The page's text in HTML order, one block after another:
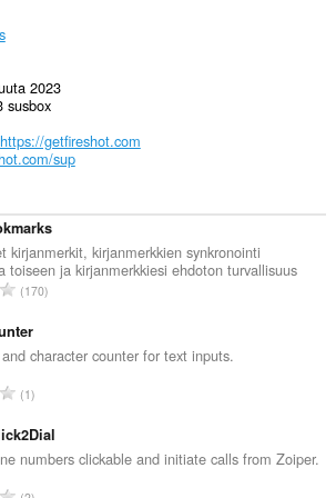
2023
susbox
https://getfireshot.com
sup
kirjanmerkit, kirjanmerkkien synkronointi
toiseen ja kirjanmerkkiesi ehdoton turvallisuus
A
v
i
i
a
y
h
170
character counter for text inputs.
A
v
i
1
numbers clickable and initiate calls from Zoiper.